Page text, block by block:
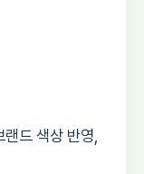
드 색상 반영,